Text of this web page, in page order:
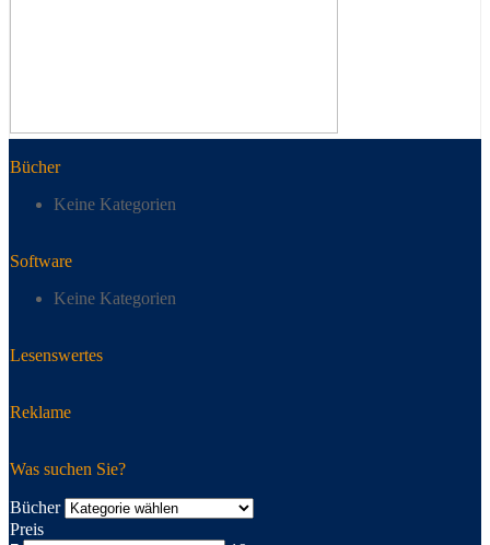
Bücher
Keine Kategorien
Software
Keine Kategorien
Lesenswertes
Reklame
Was suchen Sie?
Bücher
Preis